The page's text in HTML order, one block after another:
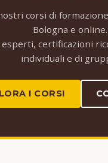
corsi di
Bologna e online.
esperti, certificazioni
individuali e di
I CORSI